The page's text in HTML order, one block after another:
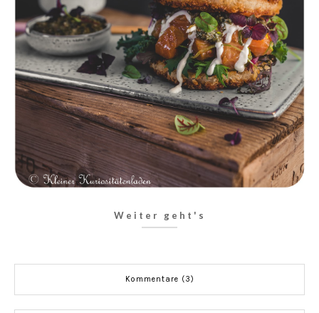
Weiter geht's
Kommentare (3)